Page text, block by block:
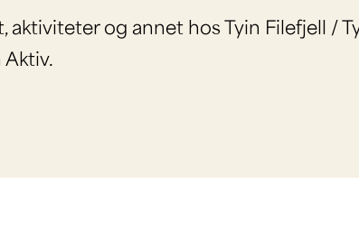
og annet hos Tyin Filefjell /